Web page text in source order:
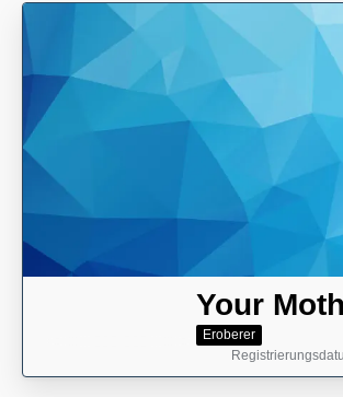
Your
Eroberer